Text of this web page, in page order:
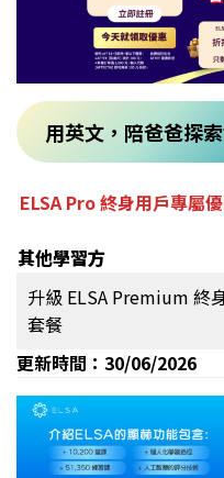
用英文，陪爸爸探
ELSA Pro 終身用戶專屬
其他學習方
升級 ELSA Premium 終
套餐
更新時間：30/06/2026